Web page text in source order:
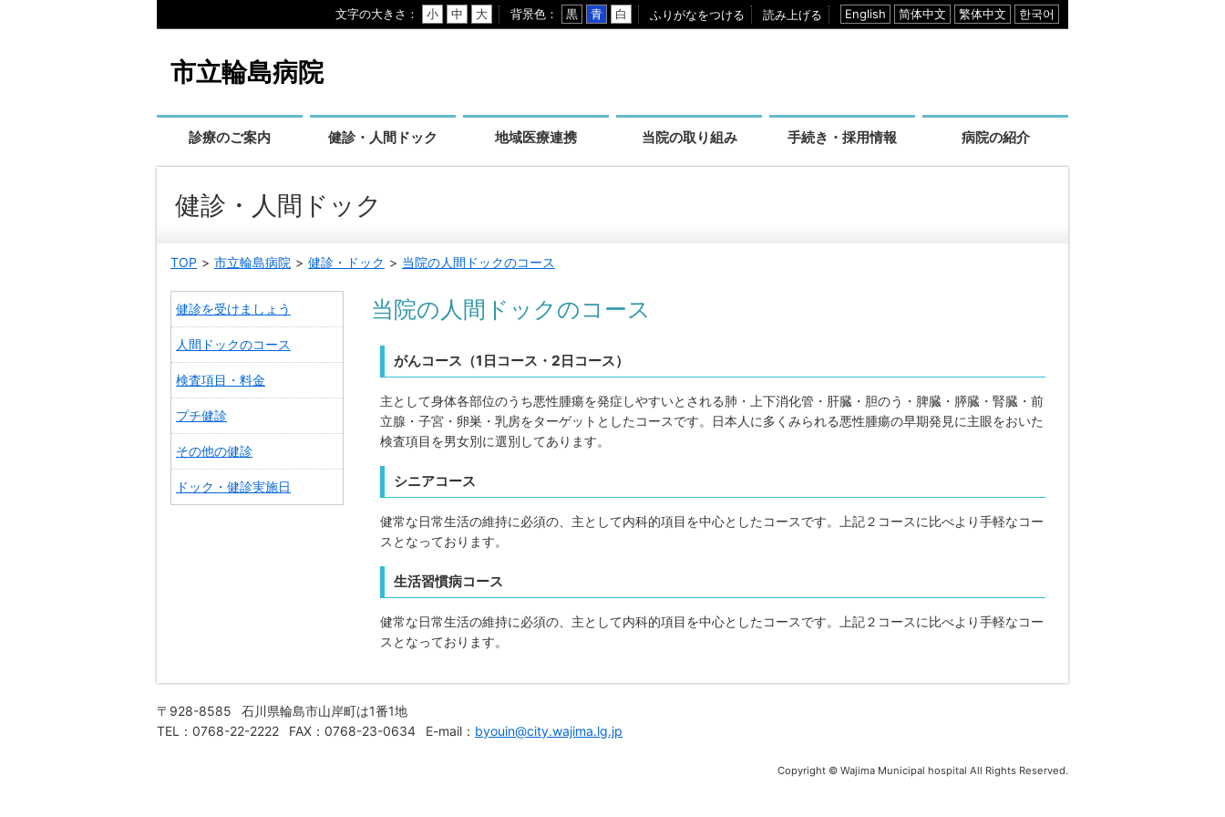
文字の大きさ 小 中 大 背景色 黒 青 白 ふりがなをつける 読み上げる
E
简
繁
한
市立輪島病院
診療のご案内 健診・人間ドック 地域医療連携 当院の取り組み 手続き・採用情報 病院の紹介
健診・人間ドック
TOP 市立輪島病院 健診・ドック 当院の人間ドックのコース
当院の人間ドックのコース
がんコース（1日コース・2日コース）
主として身体各部位のうち悪性腫瘍を発症しやすいとされる肺・上下消化管・肝臓・胆のう・脾臓・膵臓・腎臓・前
立腺・子宮・卵巣・乳房をターゲットとしたコースです。日本人に多くみられる悪性腫瘍の早期発見に主眼をおいた
検査項目を男女別に選別してあります。
シニアコース
健常な日常生活の維持に必須の、主として内科的項目を中心としたコースです。上記２コースに比べより手軽なコー
スとなっております。
生活習慣病コース
健常な日常生活の維持に必須の、主として内科的項目を中心としたコースです。上記２コースに比べより手軽なコー
スとなっております。
健診を受けましょう
人間ドックのコース
検査項目・料金
プチ健診
その他の健診
ドック・健診実施日
〒928-8585
石川県輪島市山岸町は1番1地
TEL：0768-22-2222
FAX：0768-23-0634 E-mail： byouin@city.wajima.lg.jp
Copyright © Wajima Municipal hospital All Rights Reserved.